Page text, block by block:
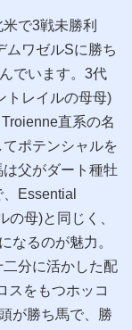
で3戦未勝利
ムワゼルSに勝ち
でいます。3代
トレイルの母母)
直系の名
ポテンシャルを
父がダート種牡
Essential
母)と同じく、
なるのが魅力。
分に活かした配
スをもつホッコ
が勝ち馬で、勝